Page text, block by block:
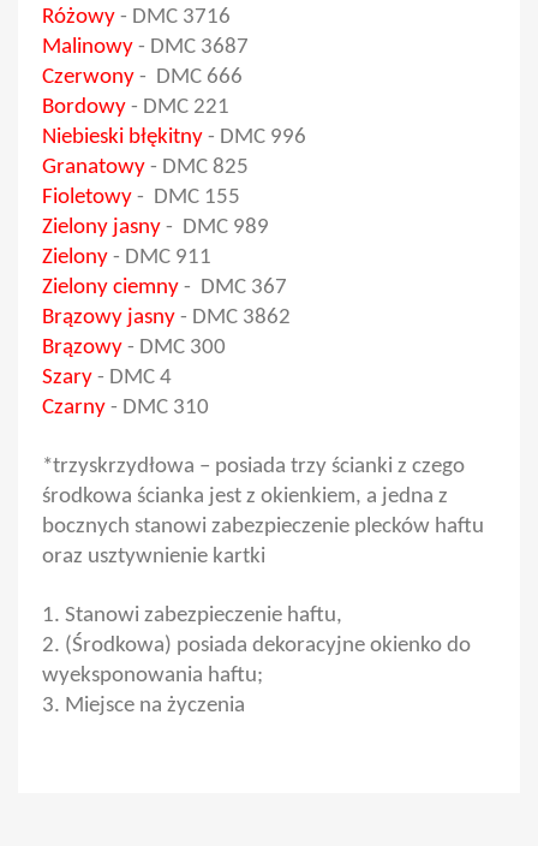
Różowy - DMC 3716
Malinowy - DMC 3687
Czerwony - DMC 666
Bordowy - DMC 221
Niebieski błękitny - DMC 996
Granatowy - DMC 825
Fioletowy - DMC 155
Zielony jasny - DMC 989
Zielony - DMC 911
Zielony ciemny - DMC 367
Brązowy jasny - DMC 3862
Brązowy - DMC 300
Szary - DMC 4
Czarny - DMC 310
*trzyskrzydłowa – posiada trzy ścianki z czego
środkowa ścianka jest z okienkiem, a jedna z
bocznych stanowi zabezpieczenie plecków haftu
oraz usztywnienie kartki
1. Stanowi zabezpieczenie haftu,
2. (Środkowa) posiada dekoracyjne okienko do
wyeksponowania haftu;
3. Miejsce na życzenia